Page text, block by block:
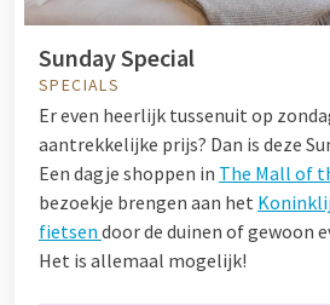
Sunday Special
SPECIALS
Er even heerlijk tussenuit op
aantrekkelijke prijs? Dan is deze
Een dagje shoppen in The Mall of
bezoekje brengen aan het
fietsen door de duinen of gewoon
Het is allemaal mogelijk!